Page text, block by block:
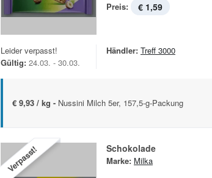
Preis: € 1,59
Leider verpasst!
Gültig: 24.03. - 30.03.
Händler: Treff 3000
€ 9,93 / kg - Nussini Milch 5er, 157,5-g-Packung
Verpasst! Schokolade
Marke: Milka